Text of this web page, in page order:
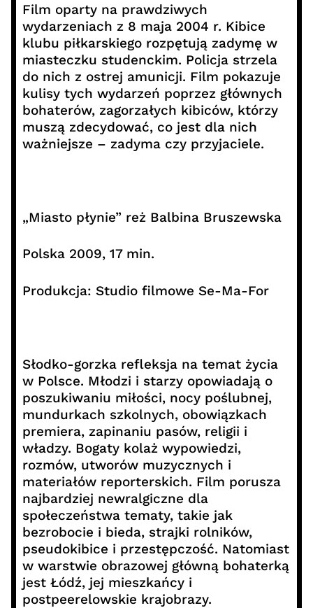
Film oparty na prawdziwych
wydarzeniach z 8 maja 2004 r. Kibice
klubu piłkarskiego rozpętują zadymę w
miasteczku studenckim. Policja strzela
do nich z ostrej amunicji. Film pokazuje
kulisy tych wydarzeń poprzez głównych
bohaterów, zagorzałych kibiców, którzy
muszą zdecydować, co jest dla nich
ważniejsze – zadyma czy przyjaciele.
„Miasto płynie” reż Balbina Bruszewska
Polska 2009, 17 min.
Produkcja: Studio filmowe Se-Ma-For
Słodko-gorzka refleksja na temat życia
w Polsce. Młodzi i starzy opowiadają o
poszukiwaniu miłości, nocy poślubnej,
mundurkach szkolnych, obowiązkach
premiera, zapinaniu pasów, religii i
władzy. Bogaty kolaż wypowiedzi,
rozmów, utworów muzycznych i
materiałów reporterskich. Film porusza
najbardziej newralgiczne dla
społeczeństwa tematy, takie jak
bezrobocie i bieda, strajki rolników,
pseudokibice i przestępczość. Natomiast
w warstwie obrazowej główną bohaterką
jest Łódź, jej mieszkańcy i
postpeerelowskie krajobrazy.